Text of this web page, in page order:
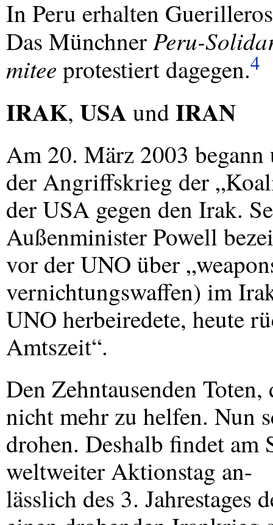
In Peru erhalten
Das MünchnerPeru-
mitee protestiert dagegen.4
IRAK, USA undIRAN
Am 20. März 2003
der Angriffskrieg der
derUSA gegen den Irak.
Außenminister Powell
vor derUNO über
vernichtungswaffen) im
UNO herbeiredete, heute
Amtszeit“.
Den Zehntausenden
nicht mehr zu helfen. Nun
drohen. Deshalb findet am
weltweiter Aktionstag an-
lässlich des 3. Jahrestages